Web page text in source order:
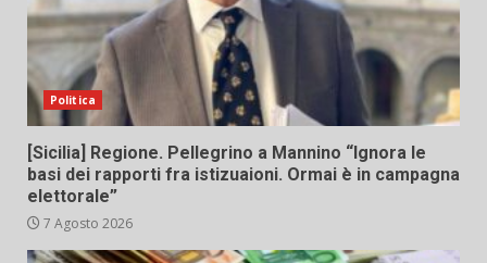
Politica
[Sicilia] Regione. Pellegrino a Mannino “Ignora le
basi dei rapporti fra istizuaioni. Ormai è in campagna
elettorale”
7 Agosto 2026